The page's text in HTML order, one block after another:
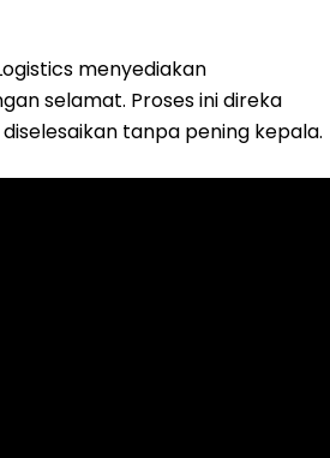
menyediakan
selamat. Proses ini direka
tanpa pening kepala.